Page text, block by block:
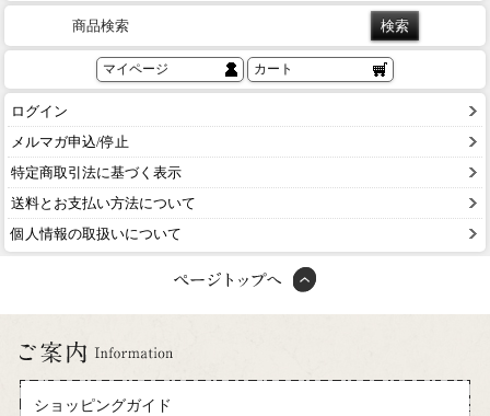
商品検索
マイページ カート
ログイン
メルマガ申込/停止
特定商取引法に基づく表示
送料とお支払い方法について
個人情報の取扱いについて
ショッピングガイド